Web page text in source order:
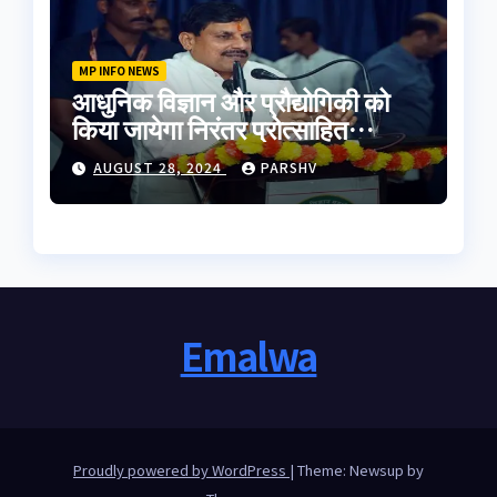
MP INFO NEWS
आधुनिक विज्ञान और प्रौद्योगिकी को
किया जायेगा निरंतर प्रोत्साहित
-मुख्यमंत्री डॉ. यादव
AUGUST 28, 2024 PARSHV
Emalwa
Proudly powered by WordPress | Theme: Newsup by